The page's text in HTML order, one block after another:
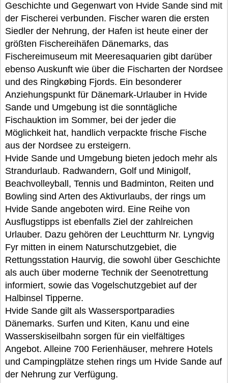
Geschichte und Gegenwart von Hvide Sande sind mit
der Fischerei verbunden. Fischer waren die ersten
Siedler der Nehrung, der Hafen ist heute einer der
größten Fischereihäfen Dänemarks, das
Fischereimuseum mit Meeresaquarien gibt darüber
ebenso Auskunft wie über die Fischarten der Nordsee
und des Ringkøbing Fjords. Ein besonderer
Anziehungspunkt für Dänemark-Urlauber in Hvide
Sande und Umgebung ist die sonntägliche
Fischauktion im Sommer, bei der jeder die
Möglichkeit hat, handlich verpackte frische Fische
aus der Nordsee zu ersteigern.
Hvide Sande und Umgebung bieten jedoch mehr als
Strandurlaub. Radwandern, Golf und Minigolf,
Beachvolleyball, Tennis und Badminton, Reiten und
Bowling sind Arten des Aktivurlaubs, der rings um
Hvide Sande angeboten wird. Eine Reihe von
Ausflugstipps ist ebenfalls Ziel der zahlreichen
Urlauber. Dazu gehören der Leuchtturm Nr. Lyngvig
Fyr mitten in einem Naturschutzgebiet, die
Rettungsstation Haurvig, die sowohl über Geschichte
als auch über moderne Technik der Seenotrettung
informiert, sowie das Vogelschutzgebiet auf der
Halbinsel Tipperne.
Hvide Sande gilt als Wassersportparadies
Dänemarks. Surfen und Kiten, Kanu und eine
Wasserskiseilbahn sorgen für ein vielfältiges
Angebot. Alleine 700 Ferienhäuser, mehrere Hotels
und Campingplätze stehen rings um Hvide Sande auf
der Nehrung zur Verfügung.